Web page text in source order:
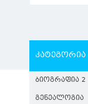
კატეგორია
ᲑᲘᲝᲒᲠᲐᲤᲘᲐ 2
ᲒᲔᲜᲔᲐᲚᲝᲒᲘᲐ